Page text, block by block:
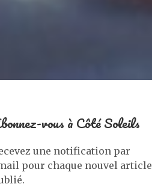
vous à Côté Soleils
une notification par
pour chaque nouvel article